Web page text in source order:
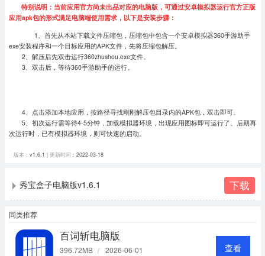
特别说明：当前应用官方尚未出品对应的电脑版，可通过安卓模拟器运行官方正版
应用apk包的形式满足电脑端使用需求，以下是安装步骤：
1、首先从本站下载文件压缩包，压缩包中包含一个安卓模拟器360手游助手
exe安装程序和一个目标应用的APK文件，先将压缩包解压。
2、解压后先双击运行360zhushou.exe文件。
3、双击后，等待360手游助手的运行。
4、点击添加本地应用，按路径寻找刚刚解压包目录内的APK包，双击即可。
5、初次运行需等待4-5分钟，加载模拟器环境，出现应用图标即可运行了。 后期再
次运行时，已有模拟器环境，则可快速的启动。
版本： v1.6.1 | 更新时间： 2022-03-18
秀宝盒子电脑版v1.6.1 下载
同类推荐
百词斩电脑版
396.72MB / 2026-06-01 查看